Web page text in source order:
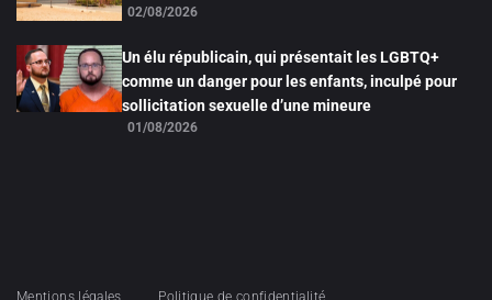
02/08/2026
Un élu républicain, qui présentait les LGBTQ+
comme un danger pour les enfants, inculpé pour
sollicitation sexuelle d’une mineure
01/08/2026
Mentions légales Politique de confidentialité